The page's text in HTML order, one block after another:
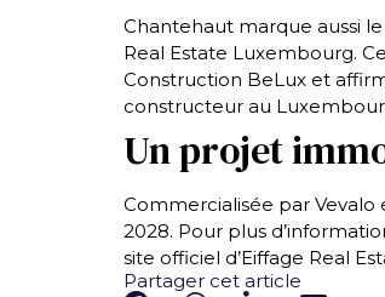
Chantehaut marque aussi
Real Estate Luxembourg.
Construction BeLux et
constructeur au
Un projet
Commercialisée par
2028. Pour plus
site officiel d’Eiffage Real
Partager cet article